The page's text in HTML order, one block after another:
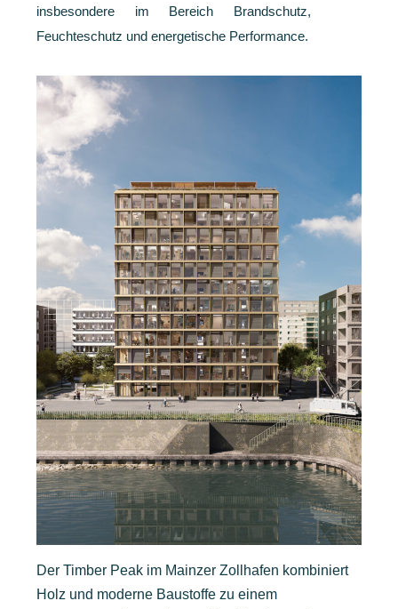
insbesondere im Bereich Brandschutz,
Feuchteschutz und energetische Performance.
Der Timber Peak im Mainzer Zollhafen kombiniert
Holz und moderne Baustoffe zu einem